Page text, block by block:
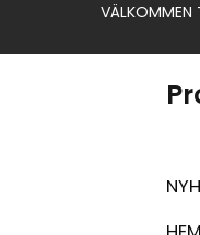
VÄLKOMMEN